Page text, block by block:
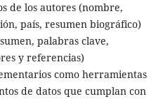
de los autores (nombre,
país, resumen biográfico)
palabras clave,
y referencias)
como herramientas
de datos que cumplan con